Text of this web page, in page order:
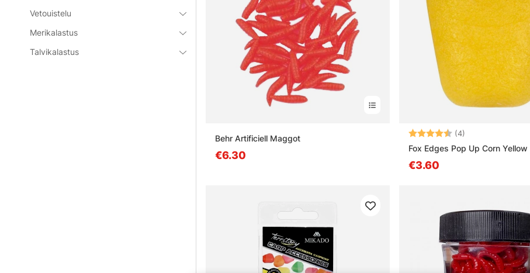
Vetouistelu
Merikalastus
Talvikalastus
Behr Artificiell Maggot
€6.30
Arvio: (4)
Fox Edges Pop Up Corn Yellow
€3.60